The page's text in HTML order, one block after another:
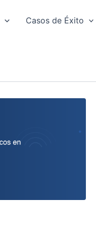
Casos de Éxito